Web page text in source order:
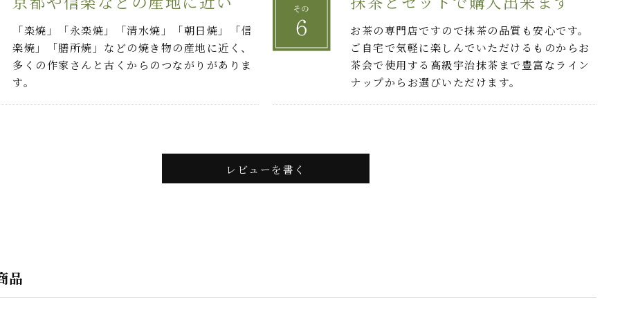
「楽焼」「永楽焼」「清水焼」「朝日焼」「信
楽焼」「膳所焼」などの焼き物の産地に近く、
多くの作家さんと古くからのつながりがありま
す。
お茶の専門店ですので抹茶の品質も安心です。
ご自宅で気軽に楽しんでいただけるものからお
茶会で使用する高級宇治抹茶まで豊富なライン
ナップからお選びいただけます。
レビューを書く
品